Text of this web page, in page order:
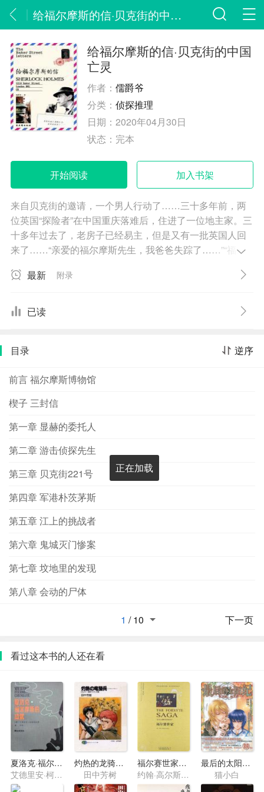
给福尔摩斯的信·贝克街的中国亡灵
给福尔摩斯的信·贝克街的中国
亡灵
作者：儒爵爷
分类：侦探推理
日期：2020年04月30日
状态： 完本
开始阅读 加入书架
来自贝克街的邀请，一个男人行动了……三十多年前，两
位英国“探险者”在中国重庆落难后，住进了一位地主家。三
十多年过去了，老房子已经易主，但是又有一批英国人回
来了……“亲爱的福尔摩斯先生，我爸爸失踪了……”“福尔
究养蜂事业去了……”多年来，位于英国伦敦贝克街221号
件。包括热情的书迷、走失宠物的主人、无解悬案的调查
上述这个制式的回答。直到有一天，博物馆的管理员同时
三封信，引发了一系列奇怪的事情。当局涉入之后久无头
绪，一位来自中国的“大学化学讲师”行动了……从伦敦追查
线索到重庆鬼城，没想到，在那里迎接他的，是一具穿着
红色泳衣、脚上挂着秤砣、被吊在树上的童尸……
最新 附录
已读
逆序
目录
前言 福尔摩斯博物馆
楔子 三封信
第一章 显赫的委托人
第二章 游击侦探先生
第三章 贝克街221号
第四章 军港朴茨茅斯
第五章 江上的挑战者
第六章 鬼城灭门惨案
第七章 坟地里的发现
第八章 会动的尸体
下一页
1 /10
看过这本书的人还在看
夏洛克·福尔摩斯的成就
艾德里安·柯南·道尔
灼热的龙骑兵1·赛安行星之风
田中芳树
福尔赛世家3·出租
约翰·高尔斯华绥
最后的太阳纪·忆之痕，血之绊
猫小白
正在加载